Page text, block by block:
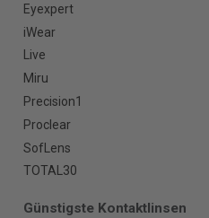
Eyexpert
iWear
Live
Miru
Precision1
Proclear
SofLens
TOTAL30
Günstigste Kontaktlinsen